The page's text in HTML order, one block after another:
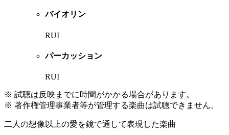
バイオリン
RUI
パーカッション
RUI
※ 試聴は反映までに時間がかかる場合があります。
※ 著作権管理事業者等が管理する楽曲は試聴できません。
二人の想像以上の愛を鏡で通して表現した楽曲